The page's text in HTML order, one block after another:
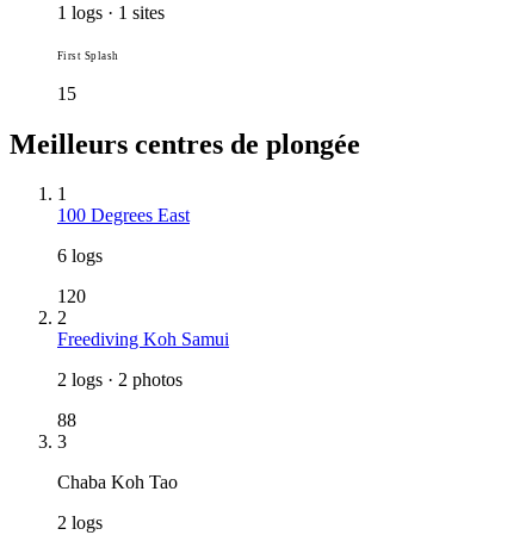
1 logs · 1 sites
First Splash
15
Meilleurs centres de plongée
1
100 Degrees East
6 logs
120
2
Freediving Koh Samui
2 logs · 2 photos
88
3
Chaba Koh Tao
2 logs